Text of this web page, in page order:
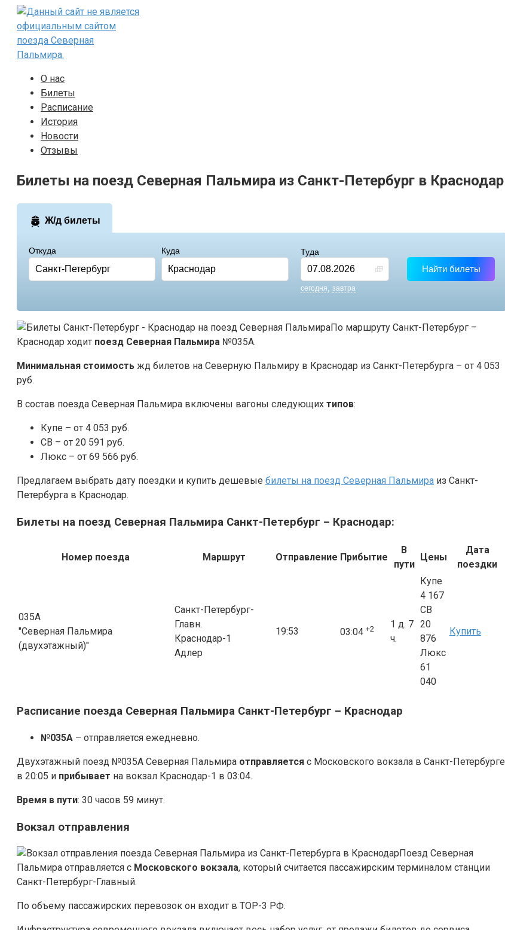
Перейти
контенту
О нас
Билеты
Расписание
История
Новости
Отзывы
Билеты на поезд Северная Пальмира из Санкт-Петербург в Краснодар
Ж/д билеты
Откуда Куда Туда
завтра
cегодня
Найти билеты
По маршруту Санкт-Петербург –
Краснодар ходит поезд Северная Пальмира №035А.
Минимальная стоимость жд билетов на Северную Пальмиру в Краснодар из Санкт-Петербурга – от 4 053
руб.
В состав поезда Северная Пальмира включены вагоны следующих типов:
Купе – от 4 053 руб.
СВ – от 20 591 руб.
Люкс – от 69 566 руб.
Предлагаем выбрать дату поездки и купить дешевые билеты на поезд Северная Пальмира из Санкт-
Петербурга в Краснодар.
Билеты на поезд Северная Пальмира Санкт-Петербург – Краснодар:
Номер поезда Маршрут Отправление Прибытие
В
пути
Цены
Дата
поездки
035А
"Северная Пальмира
(двухэтажный)"
Санкт-Петербург-
Главн.
Краснодар-1
Адлер
19:53 03:04 +2
1 д. 7
ч.
Купе
4 167
СВ
20
876
Люкс
61
040
Купить
Расписание поезда Северная Пальмира Санкт-Петербург – Краснодар
№035А – отправляется ежедневно.
Двухэтажный поезд №035А Северная Пальмира отправляется с Московского вокзала в Санкт-Петербурге
в 20:05 и прибывает на вокзал Краснодар-1 в 03:04.
Время в пути: 30 часов 59 минут.
Вокзал отправления
Поезд Северная
Пальмира отправляется с Московского вокзала, который считается пассажирским терминалом станции
Санкт-Петербург-Главный.
По объему пассажирских перевозок он входит в ТОР-3 РФ.